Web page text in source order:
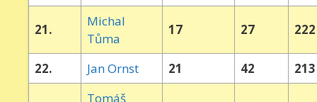
21.
Michal
Tůma
17 27 222
22. Jan Ornst 21 42 213
Tomáš